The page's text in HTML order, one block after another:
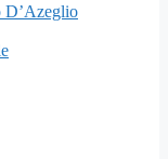
D’Azeglio